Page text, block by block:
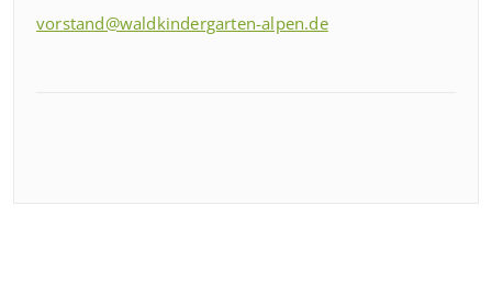
vorstand@waldkindergarten-alpen.de